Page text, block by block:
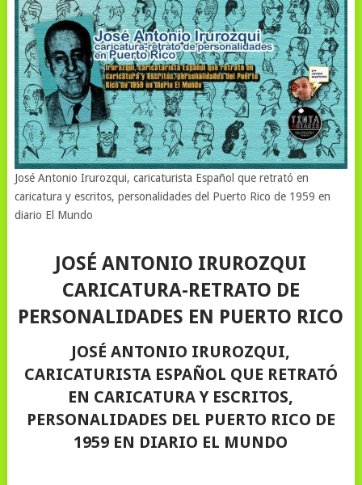
José Antonio Irurozqui, caricaturista Español que retrató en
caricatura y escritos, personalidades del Puerto Rico de 1959 en
diario El Mundo
JOSÉ ANTONIO IRUROZQUI
CARICATURA-RETRATO DE
PERSONALIDADES EN PUERTO RICO
JOSÉ ANTONIO IRUROZQUI,
CARICATURISTA ESPAÑOL QUE RETRATÓ
EN CARICATURA Y ESCRITOS,
PERSONALIDADES DEL PUERTO RICO DE
1959 EN DIARIO EL MUNDO